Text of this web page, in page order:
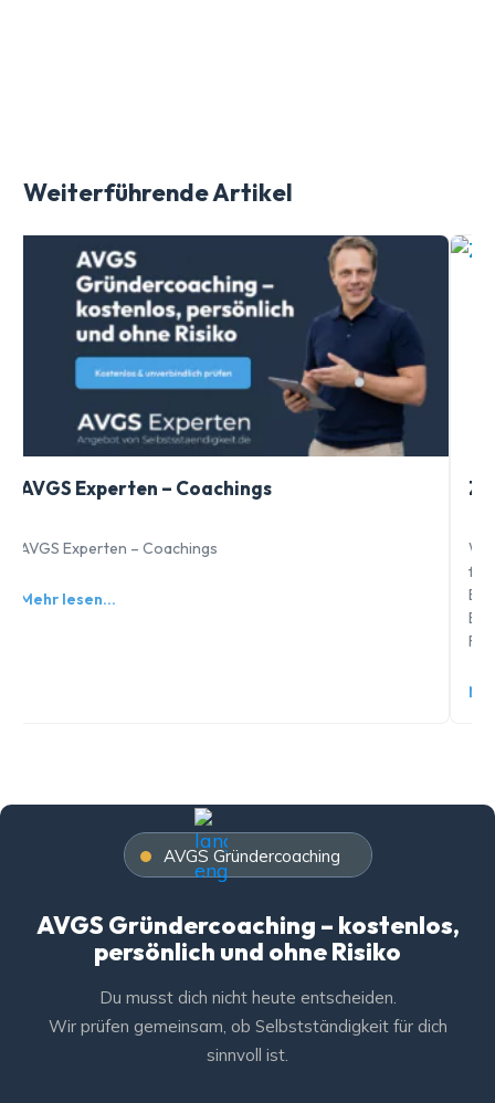
Weiterführende Artikel
AVGS Experten – Coachings
AVGS Experten – Coachings
Mehr lesen…
AVGS Gründercoaching
AVGS Gründercoaching – kostenlos,
persönlich und ohne Risiko
Du musst dich nicht heute entscheiden.
Wir prüfen gemeinsam, ob Selbstständigkeit für dich
sinnvoll ist.